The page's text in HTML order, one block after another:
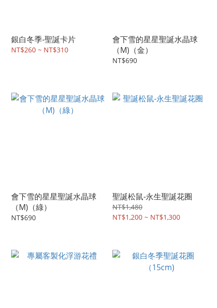
銀白冬季-聖誕卡片
NT$260 ~ NT$310
會下雪的星星聖誕水晶球
（M)（金）
NT$690
會下雪的星星聖誕水晶球
（M)（綠）
NT$690
聖誕松鼠-永生聖誕花圈
NT$1,480
NT$1,200 ~ NT$1,300